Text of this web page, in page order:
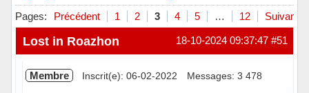
Pages: Précédent 1 2 3 4 5 … 12 Suivant
#51
18-10-2024 09:37:47
Lost in Roazhon
Membre Inscrit(e): 06-02-2022 Messages: 3 478